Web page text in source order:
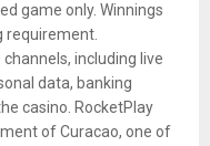
game only. Winnings
requirement.
including live
data, banking
casino. RocketPlay
of Curacao, one of